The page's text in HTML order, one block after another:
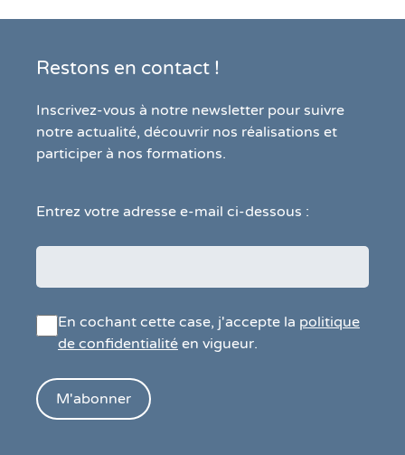
Restons en contact !
Inscrivez-vous à notre newsletter pour suivre
notre actualité, découvrir nos réalisations et
participer à nos formations.
Entrez votre adresse e-mail ci-dessous :
En cochant cette case, j'accepte la politique
de confidentialité en vigueur.